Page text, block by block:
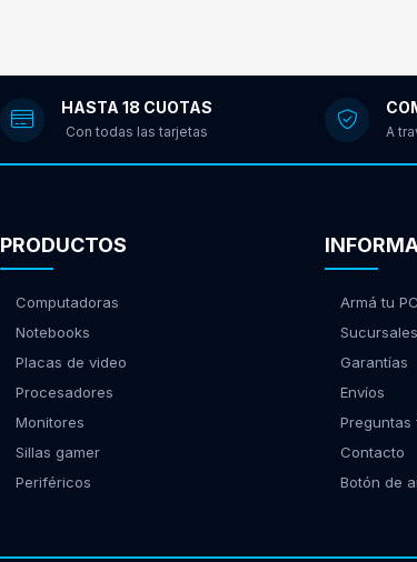
HASTA 18 CUOTAS
Con todas las tarjetas A
PRODUCTOS
Computadoras
Notebooks
Placas de video
Procesadores
Monitores
Sillas gamer
Periféricos
Armá tu PC
Sucursales
Garantías
Envíos
Contacto
Botón de